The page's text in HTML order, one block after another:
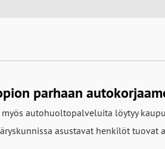
parhaan
autohuoltopalveluita löytyy
asustavat henkilöt tuovat